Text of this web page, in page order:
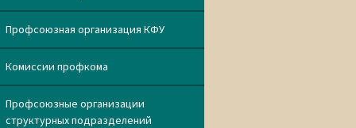
Профсоюзная организация КФУ
Комиссии профкома
Профсоюзные организации
структурных подразделений